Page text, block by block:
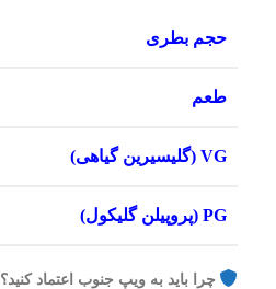
حجم بطری
طعم
VG (گلیسیرین گیاهی)
PG (پروپیلن گلیکول)
چرا باید به ویپ جنوب اعتماد کنید؟